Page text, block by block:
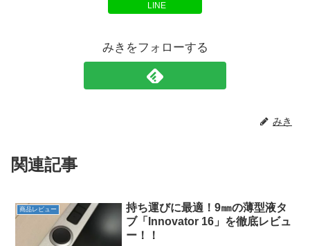
LINE
みきをフォローする
みき
関連記事
商品レビュー
持ち運びに最適！9㎜の薄型液タ
ブ「Innovator 16」を徹底レビュ
ー！！